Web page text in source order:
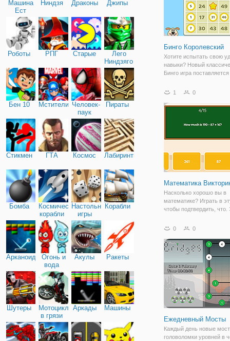
Машина
Ест
Машину
Ниндзя Драконы Джипы
Роботы РПГ Старые
Лего
Ниндзяго
Бен 10 Мстители Человек-
паук
Пираты
Стикмен ГТА Космос Лабиринты
Бомба
Космические
корабли
Настольные
игры
Корабли
Арканоид
Огонь и
вода
Акулы Ракеты
Шутеры
Мотоциклы
в грязи
Аркады Машины
Бинго Королевский
Хотите испытать свою
навыки? Новый
Бинго игра поставляется
выигрышами. Выберите
Отмечайте правильные
ждать нужное время для
1 0
Математика
Насколько хорошо вы в
математике? Играть в
чтобы подтвердить, что.
Увлекательные
много играя. Играть
получать
0 0
Ежедневный Мосты
Каждый день новые
головоломки уровней в